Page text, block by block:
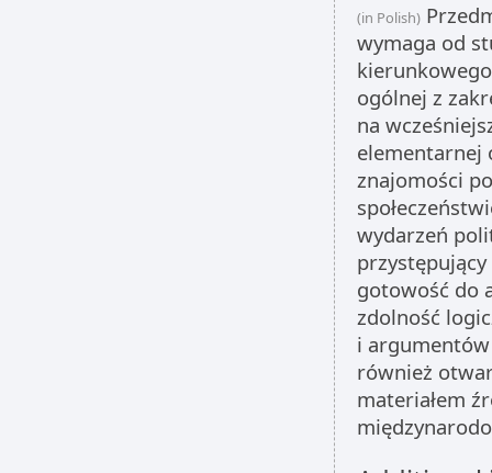
(in Polish)
wymaga od
ogólnej z
na
elementarnej
znajomości
wydarzeń
gotowość do
zdolność
i
również
materiałem